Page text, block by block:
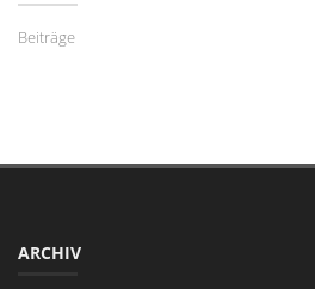
Beiträge
ARCHIV